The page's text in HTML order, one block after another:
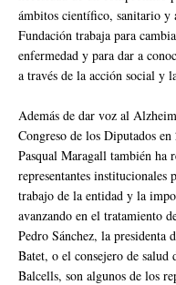
ámbitos científico, sanitario y
Fundación trabaja para
enfermedad y para dar a
a través de la acción social y
Además de dar voz al
Congreso de los Diputados
Pasqual Maragall también ha
representantes institucionales
trabajo de la entidad y la
avanzando en el tratamiento
Pedro Sánchez, la
Batet, o el consejero de
Balcells, son algunos de los